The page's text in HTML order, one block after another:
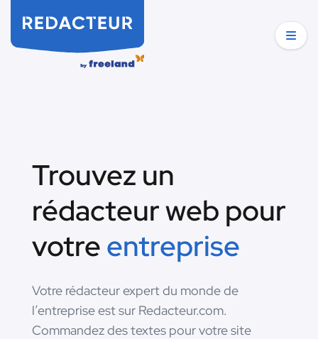
Trouvez un
rédacteur web pour
votreentreprise
Votre rédacteur expert du monde de
l’entreprise est sur Redacteur.com.
Commandez des textes pour votre site